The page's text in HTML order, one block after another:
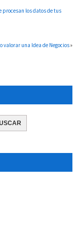
procesan los datos de tus
valorar una Idea de Negocios»